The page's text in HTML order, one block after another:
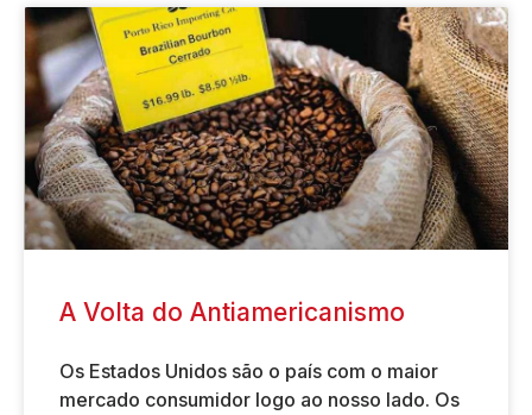
A Volta do Antiamericanismo
Os Estados Unidos são o país com o maior
mercado consumidor logo ao nosso lado. Os